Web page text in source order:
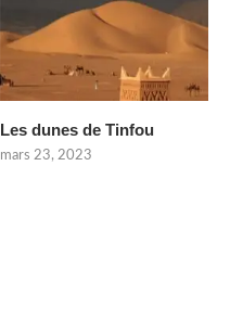
Les dunes de Tinfou
mars 23, 2023